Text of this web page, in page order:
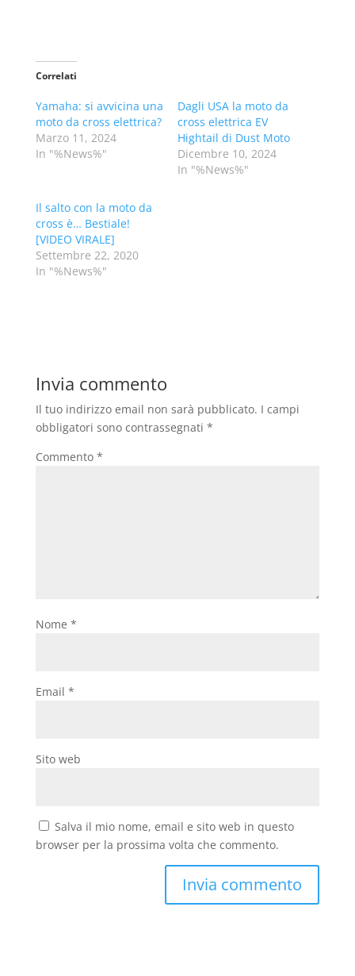
Correlati
Yamaha: si avvicina una
moto da cross elettrica?
Marzo 11, 2024
In "%News%"
Dagli USA la moto da
cross elettrica EV
Hightail di Dust Moto
Dicembre 10, 2024
In "%News%"
Il salto con la moto da
cross è… Bestiale!
[VIDEO VIRALE]
Settembre 22, 2020
In "%News%"
Invia commento
Il tuo indirizzo email non sarà pubblicato. I campi
obbligatori sono contrassegnati *
Commento *
Nome *
Email *
Sito web
Salva il mio nome, email e sito web in questo
browser per la prossima volta che commento.